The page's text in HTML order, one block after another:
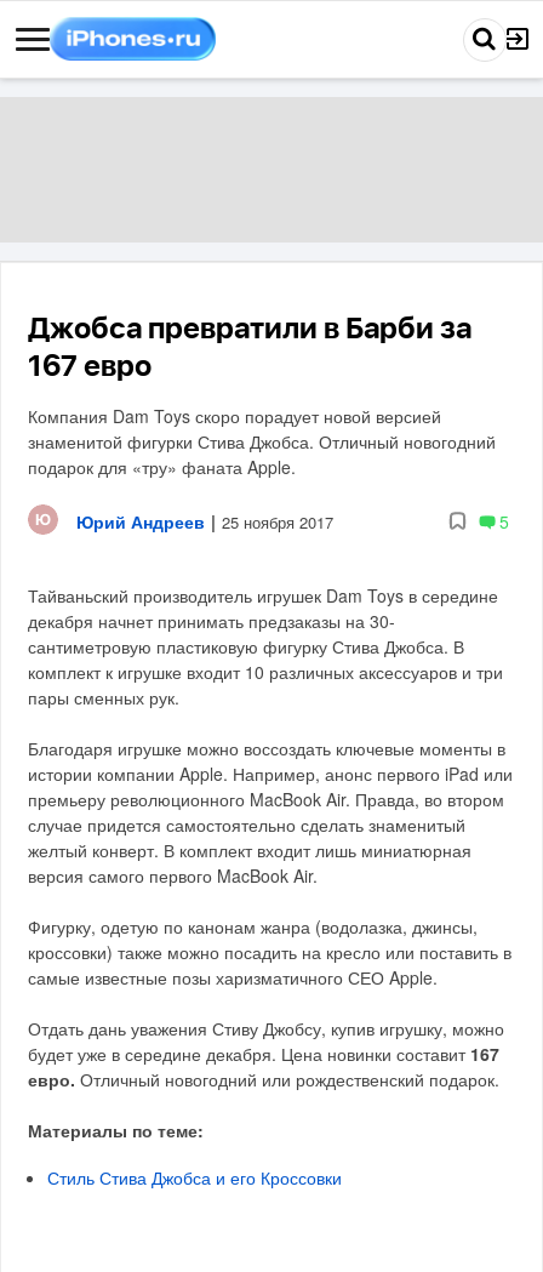
Джобса превратили в Барби за
167 евро
Компания Dam Toys скоро порадует новой версией
знаменитой фигурки Стива Джобса. Отличный новогодний
подарок для «тру» фаната Apple.
Юрий Андреев | 25 ноября 2017 5
Тайваньский производитель игрушек Dam Toys в середине
декабря начнет принимать предзаказы на 30-
сантиметровую пластиковую фигурку Стива Джобса. В
комплект к игрушке входит 10 различных аксессуаров и три
пары сменных рук.
Благодаря игрушке можно воссоздать ключевые моменты в
истории компании Apple. Например, анонс первого iPad или
премьеру революционного MacBook Air. Правда, во втором
случае придется самостоятельно сделать знаменитый
желтый конверт. В комплект входит лишь миниатюрная
версия самого первого MacBook Air.
Фигурку, одетую по канонам жанра (водолазка, джинсы,
кроссовки) также можно посадить на кресло или поставить в
самые известные позы харизматичного СЕО Apple.
Отдать дань уважения Стиву Джобсу, купив игрушку, можно
будет уже в середине декабря. Цена новинки составит 167
евро. Отличный новогодний или рождественский подарок.
Материалы по теме:
Стиль Стива Джобса и его Кроссовки